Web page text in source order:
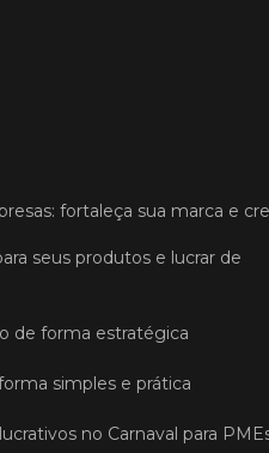
fortaleça sua marca e
seus produtos e lucrar de
de forma estratégica
simples e prática
no Carnaval para